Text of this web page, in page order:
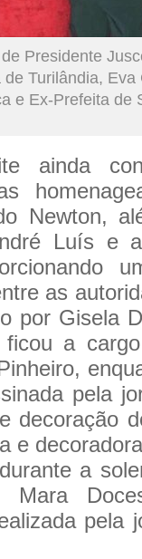
Presidente
Turilândia,
e Ex-Prefeita de
ainda
Newton,
Luís e
as
por Gisela
a
pela
decoração
e
a
pela